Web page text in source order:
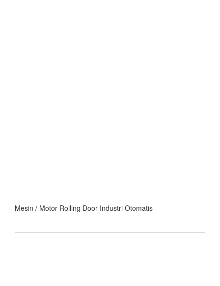
Mesin / Motor Rolling Door Industri Otomatis